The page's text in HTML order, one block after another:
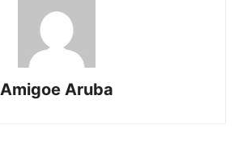
Amigoe Aruba